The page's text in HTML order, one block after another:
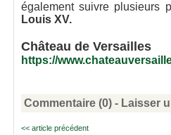
également suivre plusieurs
Louis XV.
Château de Versailles
https://
Commentaire (0) - Laisser
<< article précédent